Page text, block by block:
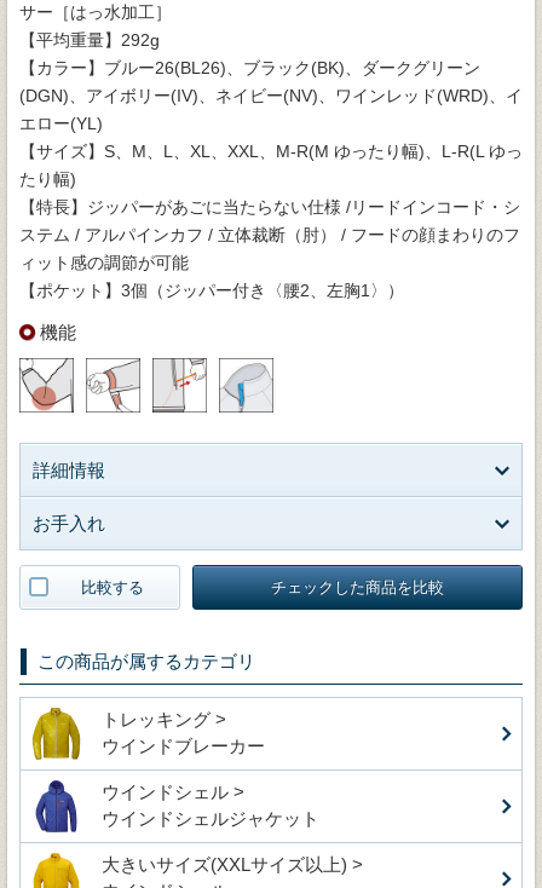
サー［はっ水加工］
【平均重量】292g
【カラー】ブルー26(BL26)、ブラック(BK)、ダークグリーン
(DGN)、アイボリー(IV)、ネイビー(NV)、ワインレッド(WRD)、イ
エロー(YL)
【サイズ】S、M、L、XL、XXL、M-R(M ゆったり幅)、L-R(L ゆっ
たり幅)
【特長】ジッパーがあごに当たらない仕様 /リードインコード・シ
ステム / アルパインカフ / 立体裁断（肘） / フードの顔まわりのフ
ィット感の調節が可能
【ポケット】3個（ジッパー付き〈腰2、左胸1〉）
機能
詳細情報
お手入れ
比較する チェックした商品を比較
この商品が属するカテゴリ
トレッキング >
ウインドブレーカー
ウインドシェル >
ウインドシェルジャケット
大きいサイズ(XXLサイズ以上) >